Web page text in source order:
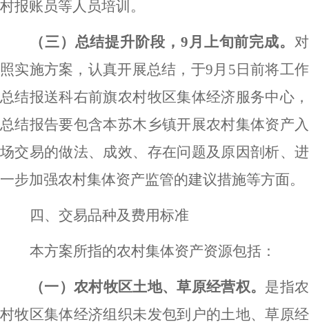
村报账员等人员培训。
（三）总结提升阶段， 9月上旬前完成。对
照实施方案，认真开展总结，于9月 5 日前将工作
总结报送科右前旗农村牧区集体经济服务中心，
总结报告要包含本苏木乡镇开展农村集体资产入
场交易的做法、成效、存在问题及原因剖析、进
一步加强农村集体资产监管的建议措施等方面。
四、交易品种及费用标准
本方案所指的农村集体资产资源包括：
（一）农村牧区土地、草原经营权。 是指农
村牧区集体经济组织未发包到户的土地、草原经